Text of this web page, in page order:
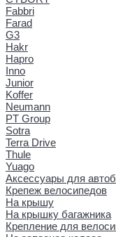
Fabbri
Farad
G3
Hakr
Hapro
Inno
Junior
Koffer
Neumann
PT Group
Sotra
Terra Drive
Thule
Yuago
Аксессуары для
Крепеж велосипедов
На крышу
На крышку багажника
Крепление для